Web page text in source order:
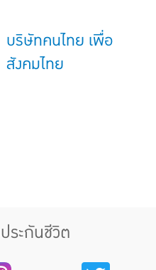
บริษัทคนไทย เพื่อ
สังคมไทย
ระกันชีวิต